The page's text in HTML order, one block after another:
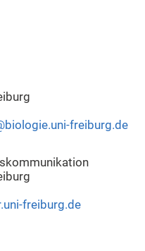
freiburg.de
freiburg.de